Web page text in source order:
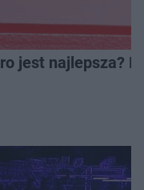
jest najlepsza?